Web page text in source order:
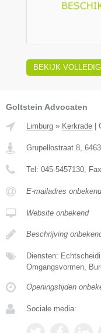
BEKIJK
Goltstein Advocaten
Limburg » Kerkrade |
Grupellostraat 8
Tel: 045-5457130 ,
E-mailadres onbekend
Website onbekend
Beschrijving
Diensten:
Omgangsvormen,
Openingstijden
Sociale media: